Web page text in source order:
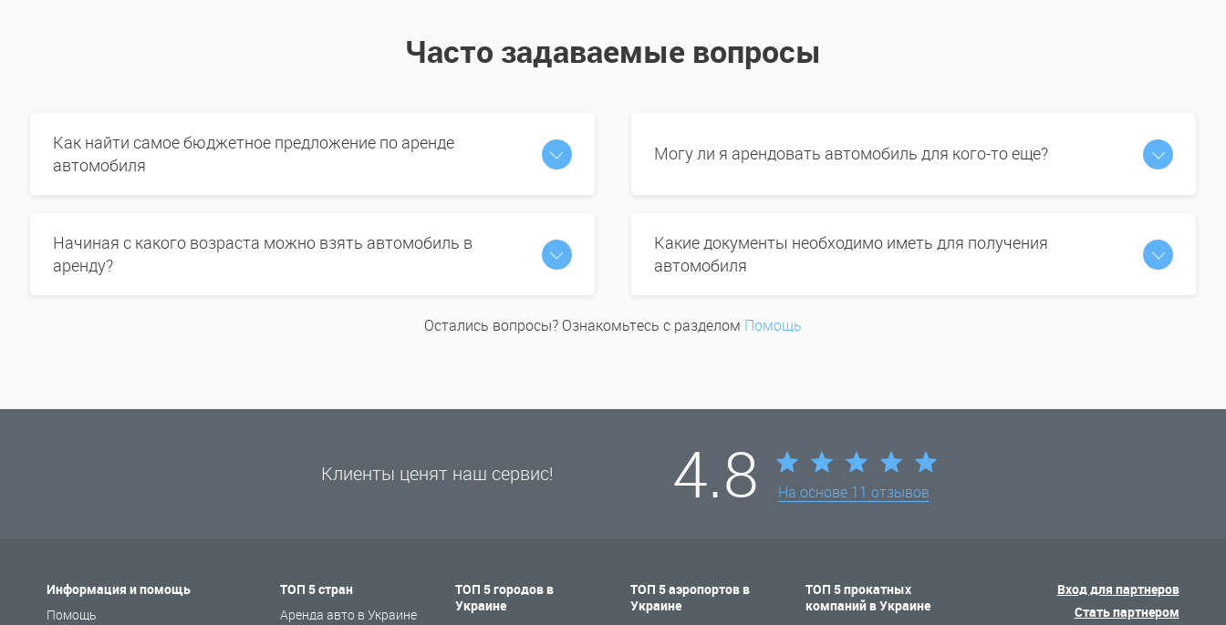
Часто задаваемые вопросы
Как найти самое бюджетное предложение по аренде
автомобиля
Могу ли я арендовать автомобиль для кого-то еще?
Начиная с какого возраста можно взять автомобиль в
аренду?
Какие документы необходимо иметь для получения
автомобиля
Остались вопросы? Ознакомьтесь с разделом Помощь
Клиенты ценят наш сервис! 4.8 На основе 11 отзывов
Информация и помощь
Помощь
ТОП 5 стран
Аренда авто в Украине
ТОП 5 городов в
Украине
ТОП 5 аэропортов в
Украине
ТОП 5 прокатных
компаний в Украине
Вход для партнеров
Стать партнером